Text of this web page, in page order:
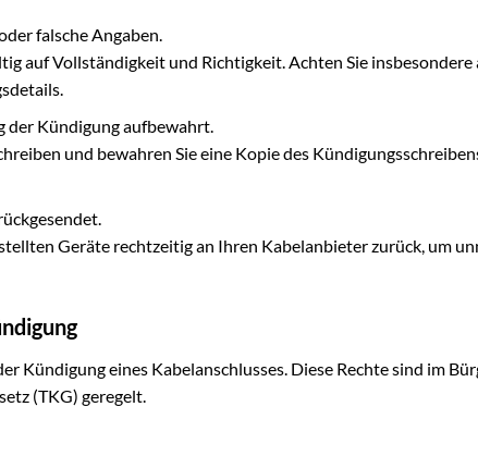
falsche Angaben.
auf Vollständigkeit und Richtigkeit. Achten Sie insbesondere
der Kündigung aufbewahrt.
und bewahren Sie eine Kopie des
Geräte rechtzeitig an Ihren Kabelanbieter zurück, um
Kündigung eines Kabelanschlusses. Diese Rechte sind im
(TKG) geregelt.